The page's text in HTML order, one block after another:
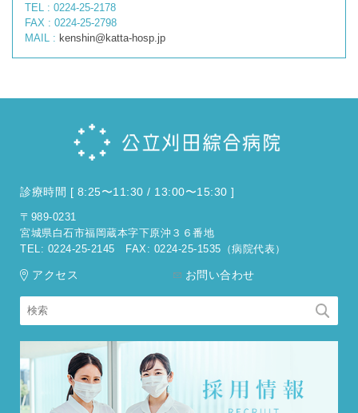
TEL : 0224-25-2178
FAX : 0224-25-2798
MAIL : kenshin@katta-hosp.jp
診療時間 [ 8:25〜11:30 / 13:00〜15:30 ]
〒989-0231
宮城県白石市福岡蔵本字下原沖３６番地
TEL: 0224-25-2145 FAX: 0224-25-1535（病院代表）
アクセス お問い合わせ